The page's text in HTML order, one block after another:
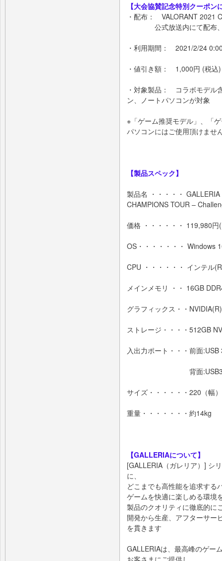
【大会協賛記念特別クーポン
・配布： VALORANT 2021
公式放送内にて配布、
・利用期間： 2021/2/24
・値引き額： 1,000円 (税込)
・対象製品： コラボモデル
ン、ノートパソコンが対象
※「ゲーム推奨モデル」、「
パソコンにはご使用頂けませ
【製品スペック】
製品名 ・・・・・
CHAMPIONS TOUR –
価格 ・・・・・・ 119,980円
OS・・・・・・・ Windows
CPU ・・・・・・ インテル
メインメモリ ・・ 16GB
グラフィックス・・
ストレージ・・・・512GB
入出力ポート・・・前面
背面:USB3.2 Gen1
サイズ・・・・・・220（幅
重量・・・・・・・約14kg
【GALLERIAについて】
[GALLERIA（ガレリア）] シ
に、
どこまでも高性能を追求する
ゲームを快適に楽しめる環境
製品のクオリティに徹底的に
開発から生産、アフターサー
を貫きます
GALLERIAは、最高峰のゲー
お客さまにご提供し、